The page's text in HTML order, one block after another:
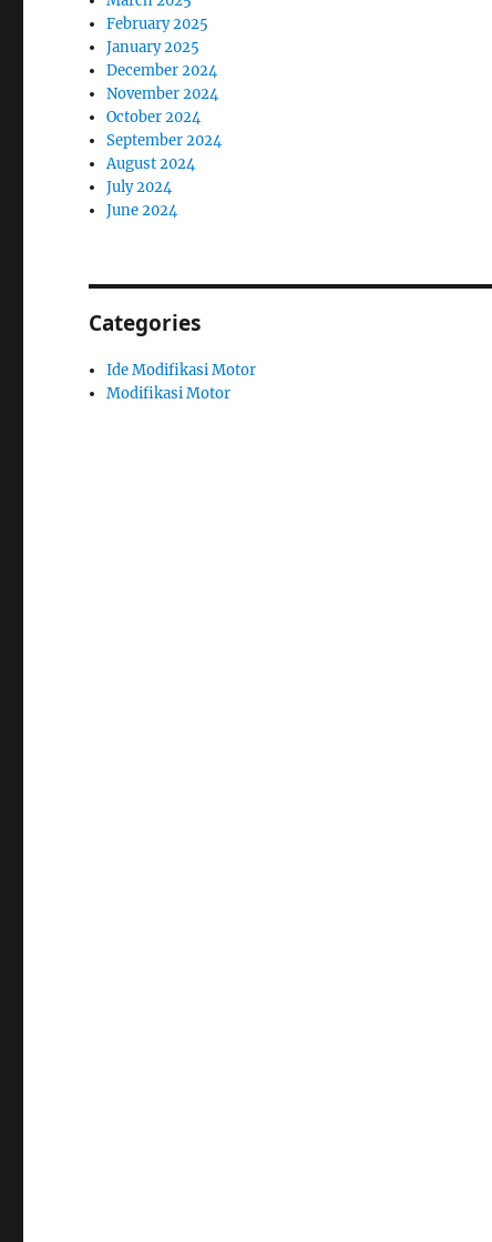
February 2025
January 2025
December 2024
November 2024
October 2024
September 2024
August 2024
July 2024
June 2024
Categories
Ide Modifikasi Motor
Modifikasi Motor